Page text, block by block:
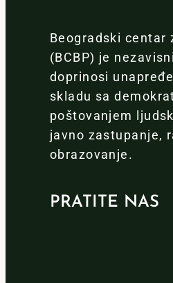
Beogradski centar
(BCBP) je
doprinosi
skladu sa
poštovanjem
javno zastupanje,
obrazovanje.
PRATITE NAS